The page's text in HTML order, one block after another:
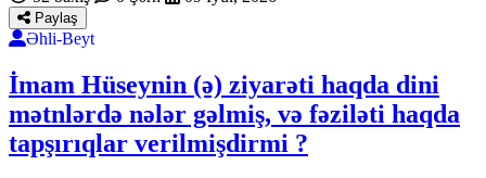
Paylaş
Əhli-Beyt
İmam Hüseynin (ə) ziyarəti haqda dini
mətnlərdə nələr gəlmiş, və fəziləti haqda
tapşırıqlar verilmişdirmi ?